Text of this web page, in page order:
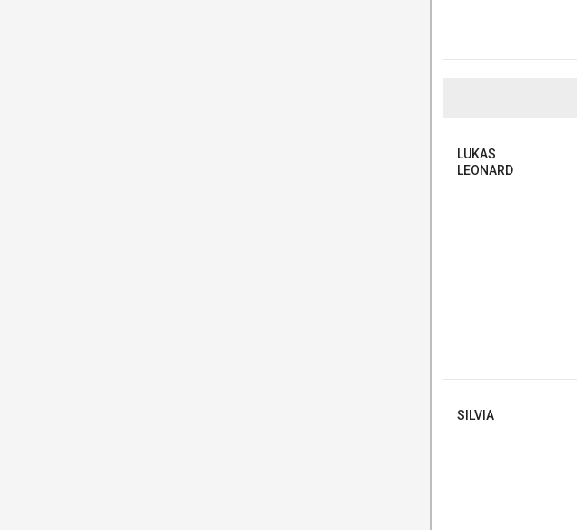
LUKAS
LEONARD
SILVIA